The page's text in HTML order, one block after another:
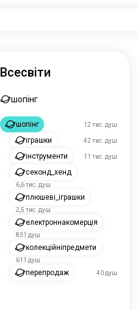
Всесвіти
шопінг
шопінг 12 тис. душ
іграшки 42 тис. душ
інструменти 11 тис. душ
секонд_хенд
6,6 тис. душ
плюшеві_іграшки
2,5 тис. душ
електроннакомерція
831 душ
колекційніпредмети
611 душ
перепродаж 40 душ